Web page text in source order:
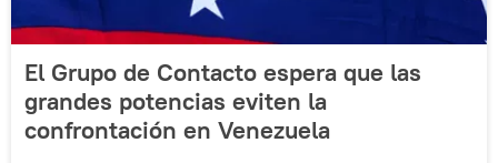
El Grupo de Contacto espera que las
grandes potencias eviten la
confrontación en Venezuela